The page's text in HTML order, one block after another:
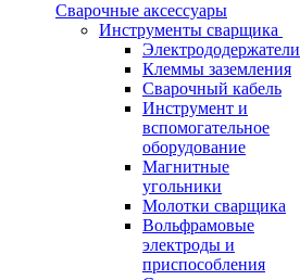
Сварочные аксессуары
Инструменты сварщика
Электрододержатели
Клеммы заземления
Сварочный кабель
Инструмент и
вспомогательное
оборудование
Магнитные
угольники
Молотки сварщика
Вольфрамовые
электроды и
приспособления